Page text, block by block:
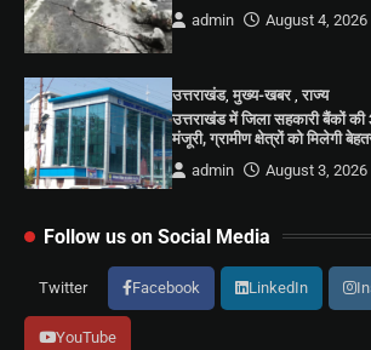
admin
August 4, 2026
उत्तराखंड,मुख्य-खबर ,राज्य
उत्तराखंड में जिला सहकारी बैंकों
मंजूरी, ग्रामीण क्षेत्रों को मिलेगी
admin
August 3, 2026
Follow us on Social Media
Twitter Facebook LinkedIn
YouTube